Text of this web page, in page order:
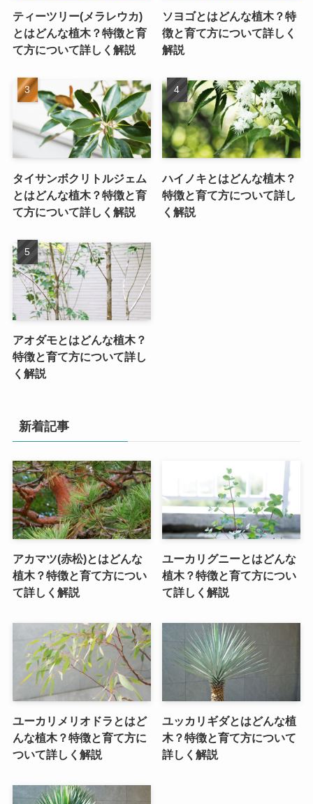
ティーツリー(メラレウカ)
とはどんな植木？特徴と育
て方について詳しく解説
ソヨゴとはどんな植木？特
徴と育て方について詳しく
解説
タイサンボクリトルジェム
とはどんな植木？特徴と育
て方について詳しく解説
ハイノキとはどんな植木？
特徴と育て方について詳し
く解説
アオダモとはどんな植木？
特徴と育て方について詳し
く解説
新着記事
アカマツ(赤松)とはどんな
植木？特徴と育て方につい
て詳しく解説
ユーカリグニーとはどんな
植木？特徴と育て方につい
て詳しく解説
ユーカリメリオドラとはど
んな植木？特徴と育て方に
ついて詳しく解説
ユッカリギダとはどんな植
木？特徴と育て方について
詳しく解説